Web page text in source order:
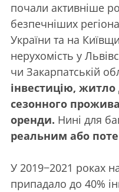
почали активніше
безпечніших
України та на
нерухомість у
чи Закарпатській
інвестицію,
сезонного
оренди. Нині для
реальним або
У 2019−2021 роках
припадало до 40%